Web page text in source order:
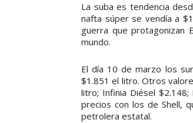
La suba es tendencia
nafta súper se vendía a
guerra que protagonizan
mundo.
El día 10 de marzo los
$1.851 el litro. Otros
litro; Infinia Diésel $2.148;
precios con los de Shell,
petrolera estatal.